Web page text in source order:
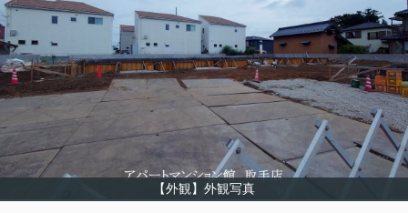
【外観】外観写真